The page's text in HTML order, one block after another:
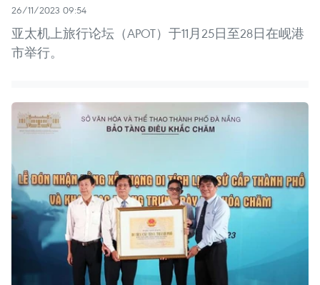
26/11/2023 09:54
亚太机上旅行论坛（APOT）于11月25日至28日在岘港
市举行。